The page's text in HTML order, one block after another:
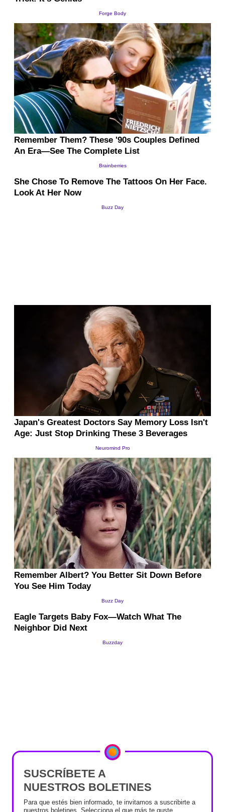
SUSCRÍBETE A
NUESTROS BOLETINES
Para que estés bien informado, te invitamos a suscribirte a
nuestros boletines. Selecciona el que más te guste.